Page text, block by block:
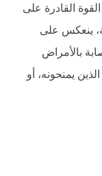
القادرة على
ينعكس على
بالأمراض
يمنحونه، أو